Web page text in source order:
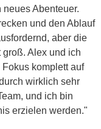
Abenteuer.
und den Ablauf
aber die
groß. Alex und ich
komplett auf
wirklich sehr
und ich bin
erzielen werden."